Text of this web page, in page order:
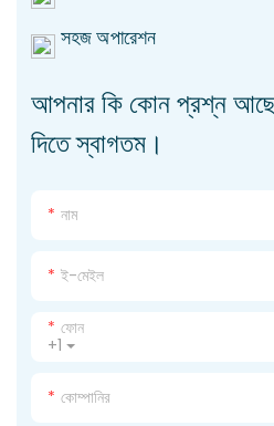
সহজ অপারেশন
আপনার কি কোন প্রশ্ন
দিতে স্বাগতম।
নাম
ই-মেইল
+1
ফোন
কোম্পানির